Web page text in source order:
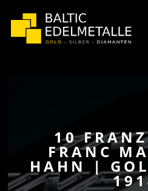
10
FRANC​
HAHN |